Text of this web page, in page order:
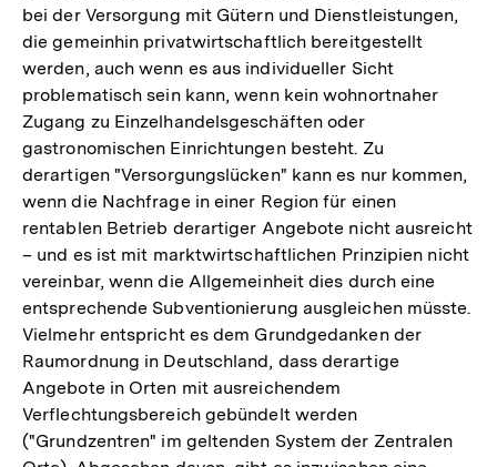
bei der Versorgung mit Gütern und Dienstleistungen,
die gemeinhin privatwirtschaftlich bereitgestellt
werden, auch wenn es aus individueller Sicht
problematisch sein kann, wenn kein wohnortnaher
Zugang zu Einzelhandelsgeschäften oder
gastronomischen Einrichtungen besteht. Zu
derartigen "Versorgungslücken" kann es nur kommen,
wenn die Nachfrage in einer Region für einen
rentablen Betrieb derartiger Angebote nicht ausreicht
– und es ist mit marktwirtschaftlichen Prinzipien nicht
vereinbar, wenn die Allgemeinheit dies durch eine
entsprechende Subventionierung ausgleichen müsste.
Vielmehr entspricht es dem Grundgedanken der
Raumordnung in Deutschland, dass derartige
Angebote in Orten mit ausreichendem
Verflechtungsbereich gebündelt werden
("Grundzentren" im geltenden System der Zentralen